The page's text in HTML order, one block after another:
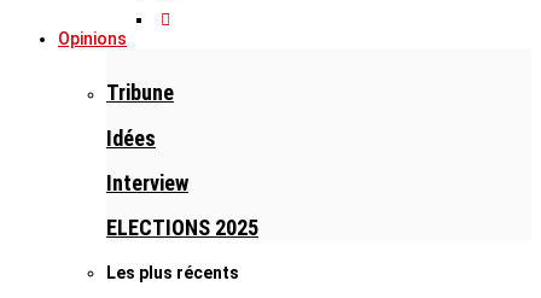
Opinions
Tribune
Idées
Interview
ELECTIONS 2025
Les plus récents